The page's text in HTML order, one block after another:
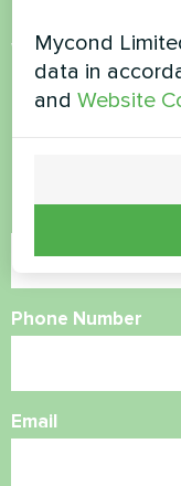
Want to
Phone Number
Email
Mycond
data in
andWebsite